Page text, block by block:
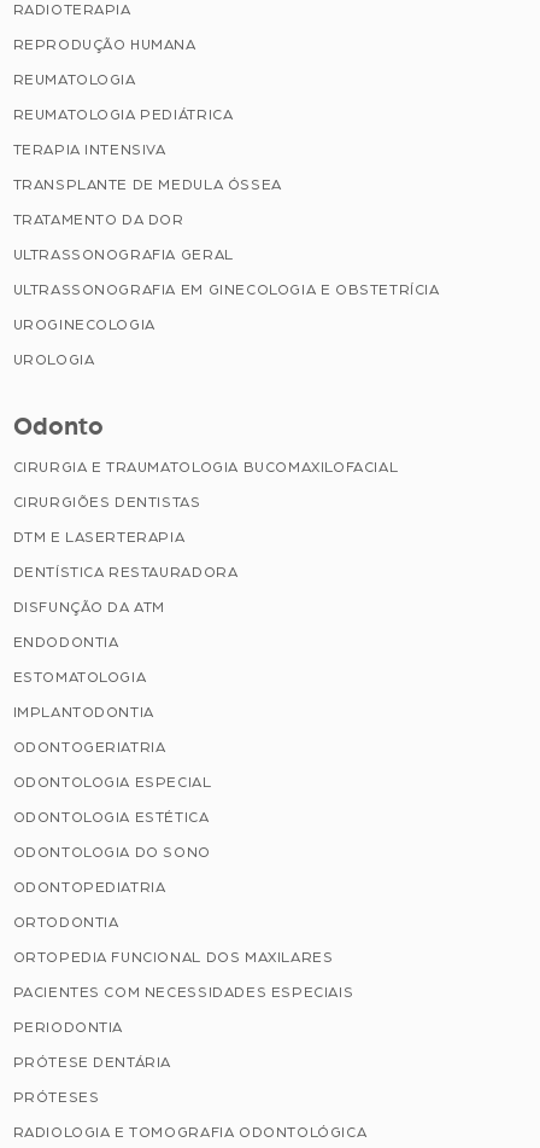
RADIOTERAPIA
REPRODUÇÃO HUMANA
REUMATOLOGIA
REUMATOLOGIA PEDIÁTRICA
TERAPIA INTENSIVA
TRANSPLANTE DE MEDULA ÓSSEA
TRATAMENTO DA DOR
ULTRASSONOGRAFIA GERAL
ULTRASSONOGRAFIA EM GINECOLOGIA E OBSTETRÍCIA
UROGINECOLOGIA
UROLOGIA
Odonto
CIRURGIA E TRAUMATOLOGIA BUCOMAXILOFACIAL
CIRURGIÕES DENTISTAS
DTM E LASERTERAPIA
DENTÍSTICA RESTAURADORA
DISFUNÇÃO DA ATM
ENDODONTIA
ESTOMATOLOGIA
IMPLANTODONTIA
ODONTOGERIATRIA
ODONTOLOGIA ESPECIAL
ODONTOLOGIA ESTÉTICA
ODONTOLOGIA DO SONO
ODONTOPEDIATRIA
ORTODONTIA
ORTOPEDIA FUNCIONAL DOS MAXILARES
PACIENTES COM NECESSIDADES ESPECIAIS
PERIODONTIA
PRÓTESE DENTÁRIA
PRÓTESES
RADIOLOGIA E TOMOGRAFIA ODONTOLÓGICA